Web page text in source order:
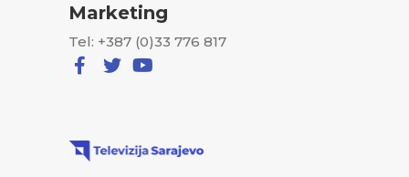
Marketing
Tel: +387 (0)33 776 817